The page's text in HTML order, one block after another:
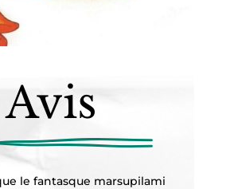
Avis
le fantasque marsupilami